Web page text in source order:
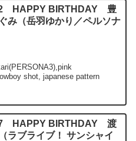
HAPPY BIRTHDAY 豊
み（岳羽ゆかり／ペルソナ
shot, japanese pattern
HAPPY BIRTHDAY 渡
ラブライブ！ サンシャイ